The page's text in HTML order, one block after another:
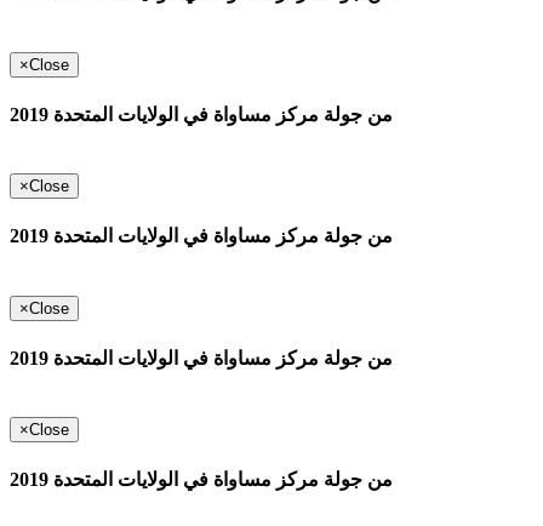
×Close
من جولة مركز مساواة في الولايات المتحدة 2019
×Close
من جولة مركز مساواة في الولايات المتحدة 2019
×Close
من جولة مركز مساواة في الولايات المتحدة 2019
×Close
من جولة مركز مساواة في الولايات المتحدة 2019